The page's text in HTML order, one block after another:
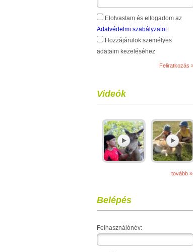
Elolvastam és elfogadom az
Adatvédelmi szabályzatot
Hozzájárulok személyes
adataim kezeléséhez
Videók
tovább »
Belépés
Felhasználónév: